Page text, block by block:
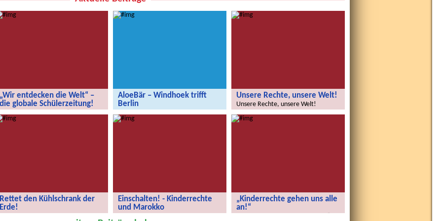
„Wir entdecken die Welt“ –
die globale Schülerzeitung!
„Wir entdecken die Welt“ – die
globale Schülerzeitung!
AloeBär – Windhoek trifft
Berlin
AloeBär – Windhoek trifft Berlin
Unsere Rechte, unsere Welt!
Unsere Rechte, unsere Welt!
Rettet den Kühlschrank der
Erde!
Einschalten! - Kinderrechte
und Marokko
„Kinderrechte gehen uns alle
an!“